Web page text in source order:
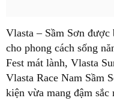
Vlasta – Sầm Sơn
cho phong cách sống
Fest mát lành, Vlasta
Vlasta Race Nam Sầm
kiện vừa mang đậm